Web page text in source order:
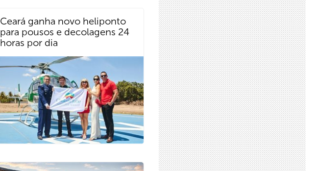
Ceará ganha novo heliponto
para pousos e decolagens 24
horas por dia